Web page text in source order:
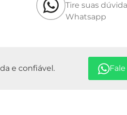
Tire suas
Whatsapp
e confiável.